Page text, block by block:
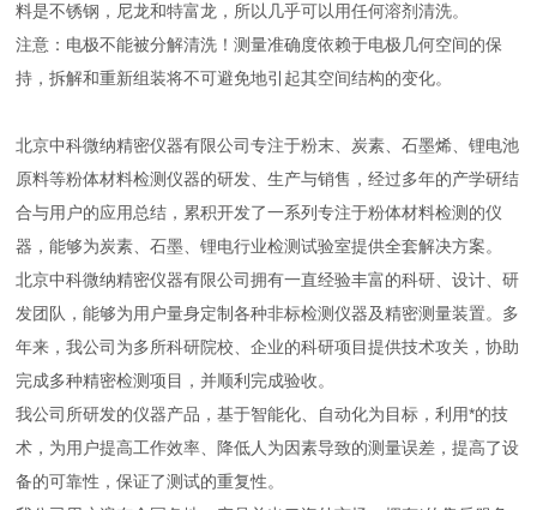
料是不锈钢，尼龙和特富龙，所以几乎可以用任何溶剂清洗。
注意：电极不能被分解清洗！测量准确度依赖于电极几何空间的保
持，拆解和重新组装将不可避免地引起其空间结构的变化。
北京中科微纳精密仪器有限公司专注于粉末、炭素、石墨烯、锂电池
原料等粉体材料检测仪器的研发、生产与销售，经过多年的产学研结
合与用户的应用总结，累积开发了一系列专注于粉体材料检测的仪
器，能够为炭素、石墨、锂电行业检测试验室提供全套解决方案。
北京中科微纳精密仪器有限公司拥有一直经验丰富的科研、设计、研
发团队，能够为用户量身定制各种非标检测仪器及精密测量装置。多
年来，我公司为多所科研院校、企业的科研项目提供技术攻关，协助
完成多种精密检测项目，并顺利完成验收。
我公司所研发的仪器产品，基于智能化、自动化为目标，利用*的技
术，为用户提高工作效率、降低人为因素导致的测量误差，提高了设
备的可靠性，保证了测试的重复性。